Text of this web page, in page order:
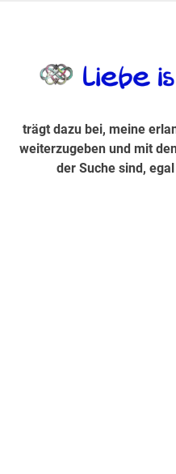
Suche sind,
trägt dazu bei, meine
weiterzugeben und mit
der Suche sind,